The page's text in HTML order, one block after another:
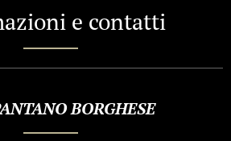
e contatti
BORGHESE